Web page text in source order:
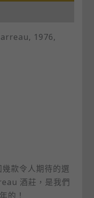
1976,
款令人期待的選
酒莊，是我們
的！